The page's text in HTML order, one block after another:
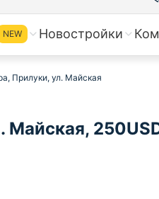
NEW Новостройки
Прилуки, ул. Майская
Майская,